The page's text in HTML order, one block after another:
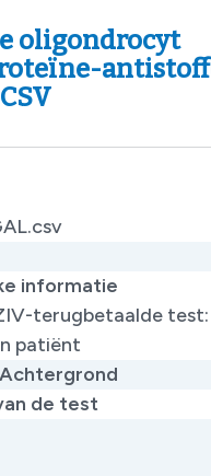
oligondrocyt
informatie
terugbetaalde
patiënt​
de test